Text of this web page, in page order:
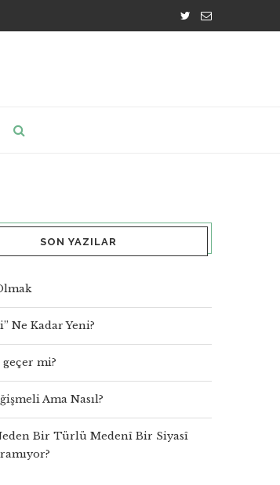
SON YAZILAR
Ne Kadar Yeni?
mi?
Ama Nasıl?
Bir Türlü Medenî Bir Siyasî